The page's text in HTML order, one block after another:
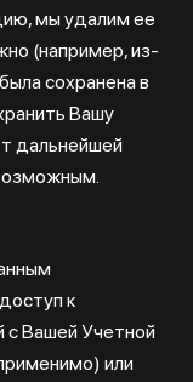
мы удалим ее
(например, из-
сохранена в
Вашу
дальнейшей
к
с Вашей Учетной
или